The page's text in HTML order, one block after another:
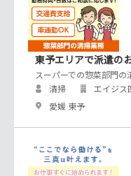
東予エリアで派遣の
スーパーでの惣菜部門の
清掃
エイジス
愛媛 東予